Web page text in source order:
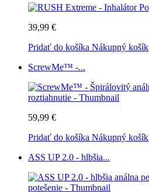
39,99 €
Pridať do košíka Nákupný košík
ScrewMe™ -...
59,99 €
Pridať do košíka Nákupný košík
ASS UP 2.0 - hlbšia...